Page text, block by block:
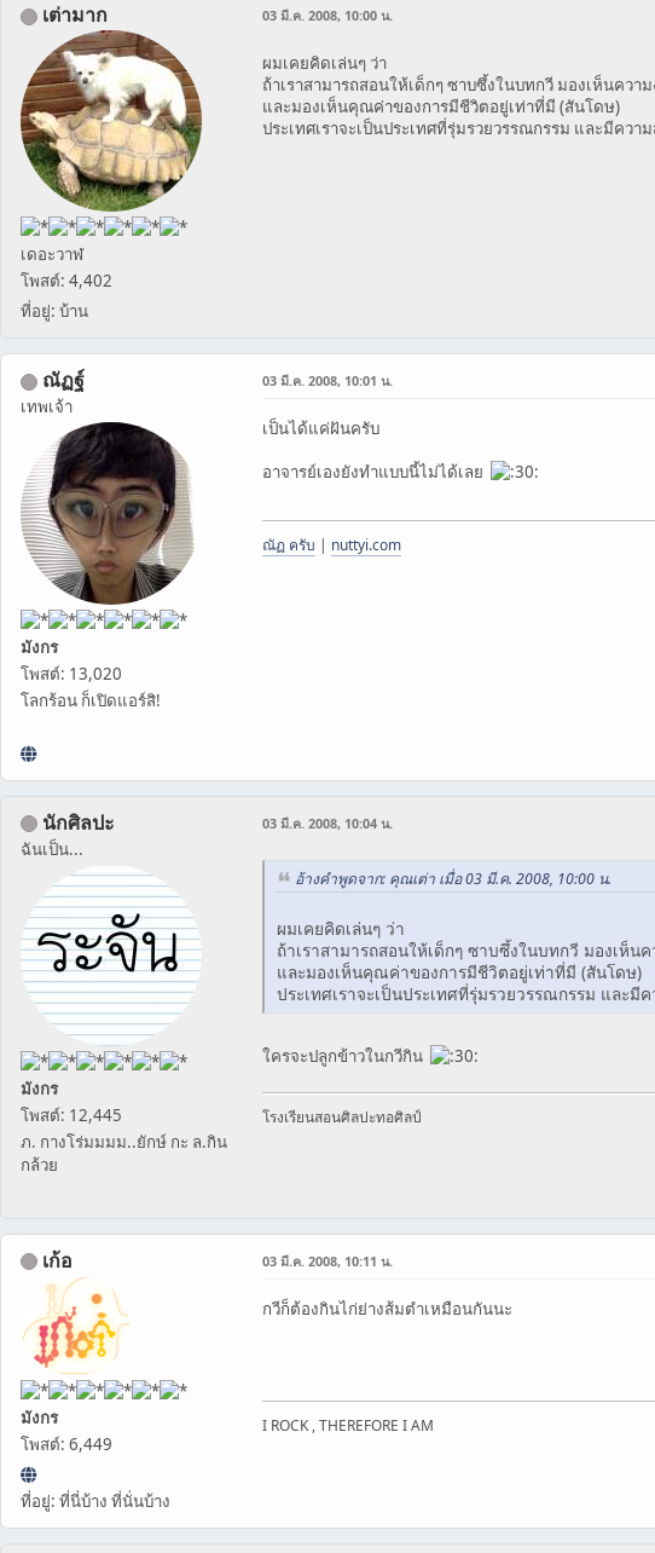
เต่ามาก
เดอะวาฬ
โพสต์: 4,402
ที่อยู่: บ้าน
03 มี.ค. 2008, 10:00 น.
ผมเคยคิดเล่นๆ ว่า
ถ้าเราสามารถสอนให้เด็กๆ ซาบซึ้งในบทกวี มองเห็นควา
และมองเห็นคุณค่าของการมีชีวิตอยู่เท่าที่มี (สันโดษ)
ประเทศเราจะเป็นประเทศที่รุ่มรวยวรรณกรรม และมีควา
ณัฏฐ์
เทพเจ้า
มังกร
โพสต์: 13,020
โลกร้อน ก็เปิดแอร์สิ!
03 มี.ค. 2008, 10:01 น.
เป็นได้แค่ฝันครับ
อาจารย์เองยังทำแบบนี้ไม่ได้เลย
ณัฏ ครับ | nuttyi.com
นักศิลปะ
ฉันเป็น...
มังกร
โพสต์: 12,445
ภ. กางโร่มมมม..ยักษ์ กะ ล.กิน
กล้วย
03 มี.ค. 2008, 10:04 น.
อ้างคำพูดจาก: คุณเต่า เมื่อ 03 มี.ค. 2008, 10:00 น.
ผมเคยคิดเล่นๆ ว่า
ถ้าเราสามารถสอนให้เด็กๆ ซาบซึ้งในบทกวี มองเห็
และมองเห็นคุณค่าของการมีชีวิตอยู่เท่าที่มี (สันโดษ)
ประเทศเราจะเป็นประเทศที่รุ่มรวยวรรณกรรม และมี
ใครจะปลูกข้าวในกวีกิน
โรงเรียนสอนศิลปะทอศิลป์
เก้อ
มังกร
โพสต์: 6,449
ที่อยู่: ที่นี่บ้าง ที่นั่นบ้าง
03 มี.ค. 2008, 10:11 น.
กวีก็ต้องกินไก่ย่างส้มตำเหมือนกันนะ
I ROCK , THEREFORE I AM